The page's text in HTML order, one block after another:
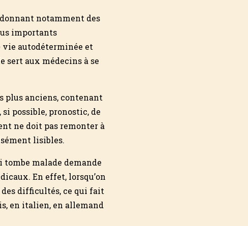
notam­ment des
importants
vie autodéterminée et
sert aux médecins à se
plus anciens, contenant
possible, pronostic, de
ne doit pas remonter à
lisibles.
malade demande
En effet, lorsqu’on
des difficultés, ce qui fait
en italien, en allemand